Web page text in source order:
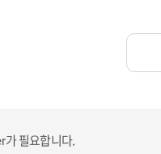
가 필요합니다.